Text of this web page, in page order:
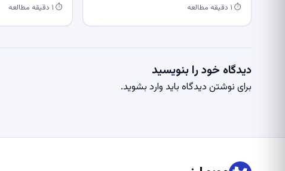
⏱ ۱ دقیقه مطالعه ⏱ ۱ دقیقه مطالعه
دیدگاه خود را بنویسید
برای نوشتن دیدگاه باید وارد بشوید.